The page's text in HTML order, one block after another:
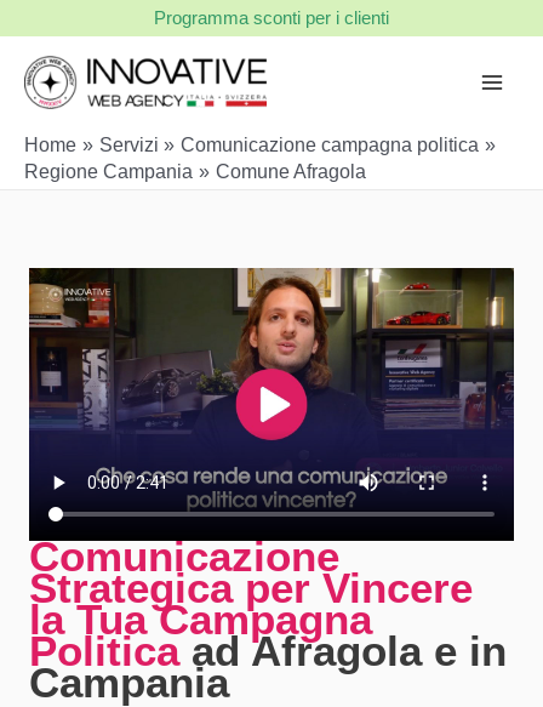
contenuto
Programma sconti per i clienti
Home Servizi
Comunicazione campagna politica
Regione Campania
Comune Afragola
Comunicazione
Strategica per Vincere
la Tua Campagna
Politicaad Afragola e in
Campania